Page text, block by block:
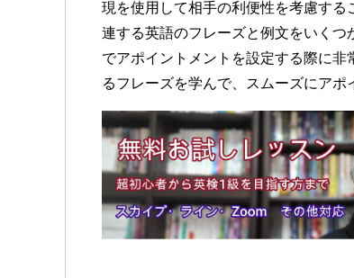
現を使用して相手の利便性を考慮す
連する英語のフレーズと例文をいく
でアポイントメントを設定する際に
るフレーズを学んで、スムーズにアポ